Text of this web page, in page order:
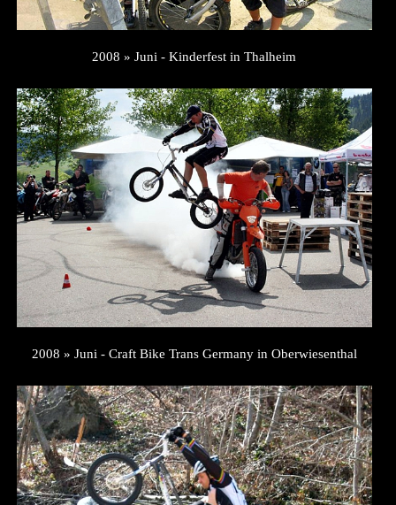
2008 » Juni - Kinderfest in Thalheim
2008 » Juni - Craft Bike Trans Germany in Oberwiesenthal